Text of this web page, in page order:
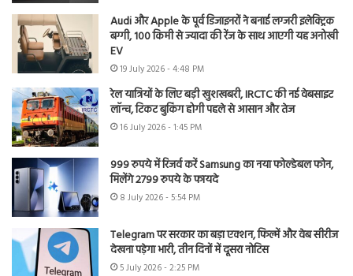
Audi और Apple के पूर्व डिजाइनरों ने बनाई लग्जरी इलेक्ट्रिक
बग्गी, 100 किमी से ज्यादा की रेंज के साथ आएगी यह अनोखी
EV
19 July 2026 - 4:48 PM
रेल यात्रियों के लिए बड़ी खुशखबरी, IRCTC की नई वेबसाइट
लॉन्च, टिकट बुकिंग होगी पहले से आसान और तेज
16 July 2026 - 1:45 PM
999 रुपये में रिजर्व करें Samsung का नया फोल्डेबल फोन,
मिलेंगे 2799 रुपये के फायदे
8 July 2026 - 5:54 PM
Telegram पर सरकार का बड़ा एक्शन, फिल्में और वेब सीरीज
देखना पड़ेगा भारी, तीन दिनों में दूसरा नोटिस
5 July 2026 - 2:25 PM